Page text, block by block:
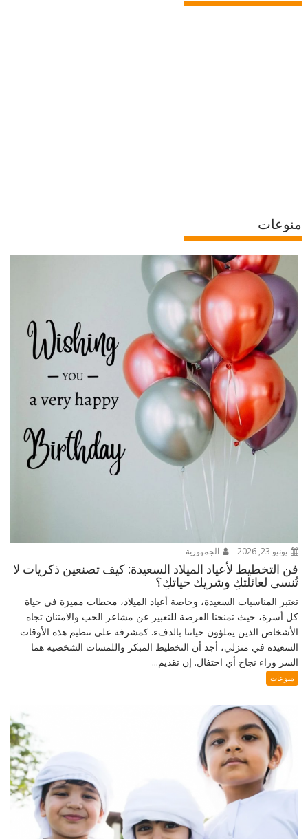
منوعات
يونيو 23, 2026 الجمهورية
فن التخطيط لأعياد الميلاد السعيدة: كيف تصنعين ذكريات لا
تُنسى لعائلتكِ وشريك حياتكِ؟
تعتبر المناسبات السعيدة، وخاصة أعياد الميلاد، محطات مميزة في حياة
كل أسرة، حيث تمنحنا الفرصة للتعبير عن مشاعر الحب والامتنان تجاه
الأشخاص الذين يملؤون حياتنا بالدفء. كمشرفة على تنظيم هذه الأوقات
السعيدة في منزلي، أجد أن التخطيط المبكر واللمسات الشخصية هما
السر وراء نجاح أي احتفال. إن تقديم...
منوعات